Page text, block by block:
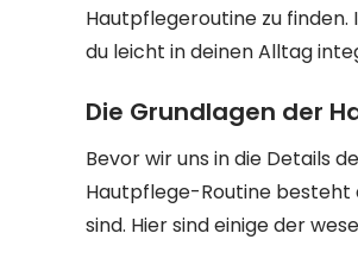
Hautpflegeroutine zu
du leicht in deinen Alltag
Die Grundlagen der
Bevor wir uns in die Details
Hautpflege-Routine besteht
sind. Hier sind einige der